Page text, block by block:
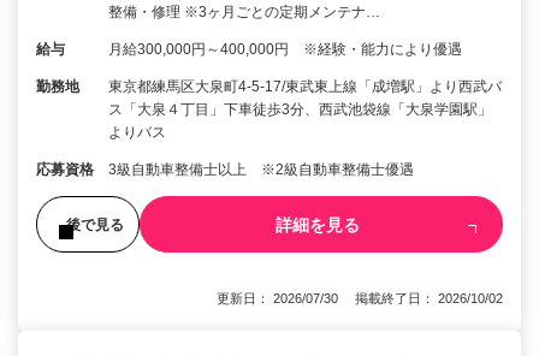
整備・修理 ※3ヶ月ごとの定期メンテナ…
給与 月給300,000円～400,000円 ※経験・能力により優遇
勤務地
東京都練馬区大泉町4-5-17/東武東上線「成増駅」より西武バ
ス「大泉４丁目」下車徒歩3分、西武池袋線「大泉学園駅」
よりバス
応募資格 3級自動車整備士以上 ※2級自動車整備士優遇
後で見る 詳細を見る
更新日： 2026/07/30 掲載終了日： 2026/10/02